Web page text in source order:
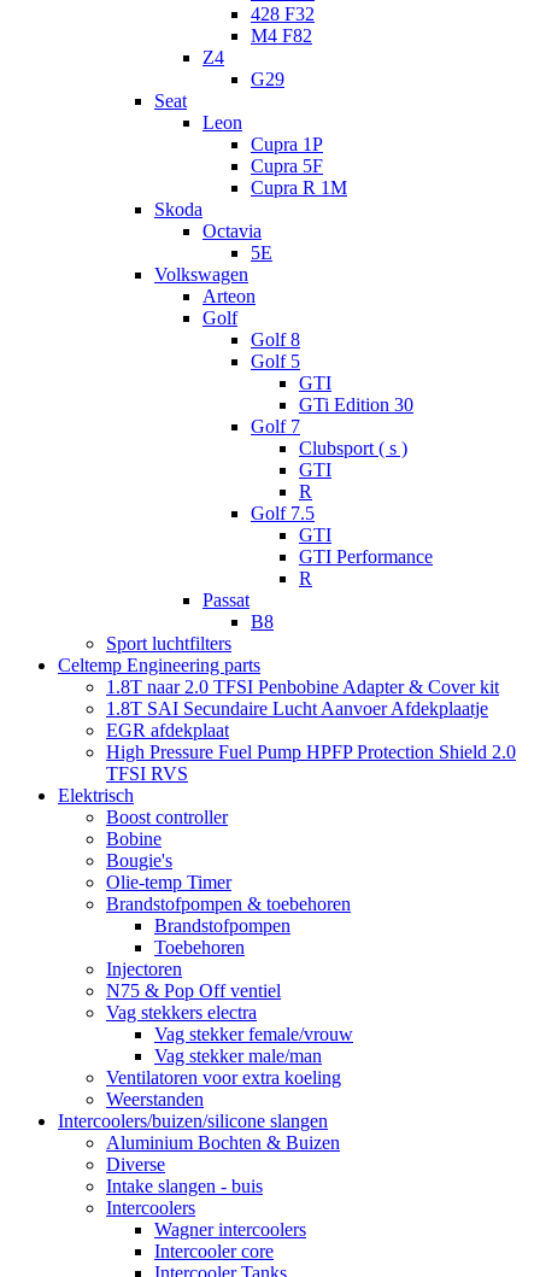
428 F32
M4 F82
Z4
G29
Seat
Leon
Cupra 1P
Cupra 5F
Cupra R 1M
Skoda
Octavia
5E
Volkswagen
Arteon
Golf
Golf 8
Golf 5
GTI
GTi Edition 30
Golf 7
Clubsport ( s )
GTI
R
Golf 7.5
GTI
GTI Performance
R
Passat
B8
Sport luchtfilters
Celtemp Engineering parts
1.8T naar 2.0 TFSI Penbobine Adapter & Cover kit
1.8T SAI Secundaire Lucht Aanvoer Afdekplaatje
EGR afdekplaat
High Pressure Fuel Pump HPFP Protection Shield 2.0
TFSI RVS
Elektrisch
Boost controller
Bobine
Bougie's
Olie-temp Timer
Brandstofpompen & toebehoren
Brandstofpompen
Toebehoren
Injectoren
N75 & Pop Off ventiel
Vag stekkers electra
Vag stekker female/vrouw
Vag stekker male/man
Ventilatoren voor extra koeling
Weerstanden
Intercoolers/buizen/silicone slangen
Aluminium Bochten & Buizen
Diverse
Intake slangen - buis
Intercoolers
Wagner intercoolers
Intercooler core